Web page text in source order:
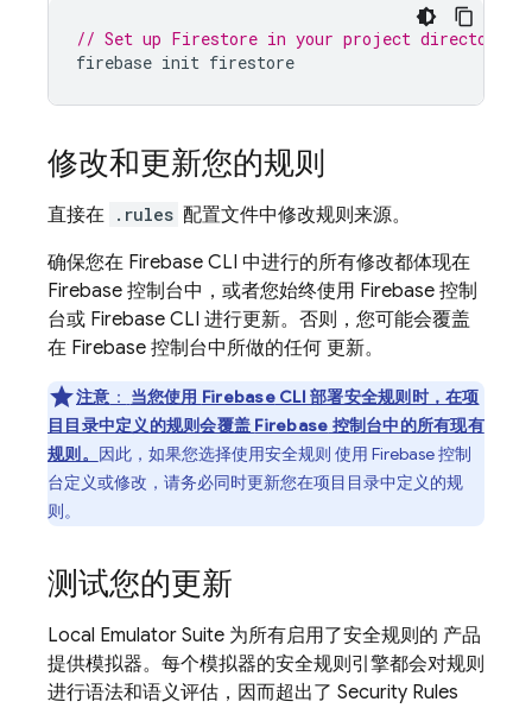
// Set up Firestore in your project directory,
firebase init firestore
修改和更新您的规则
直接在 .rules 配置文件中修改规则来源。
确保您在 Firebase CLI 中进行的所有修改都体现在
Firebase 控制台中，或者您始终使用 Firebase 控制
台或 Firebase CLI 进行更新。否则，您可能会覆盖
在 Firebase 控制台中所做的任何 更新。
注意 ： 当您使用 FirebaseCLI 部署安全规则时，在项
目目录中定义的规则会覆盖 Firebase 控制台中的所有现有
规则。 因此，如果您选择使用安全规则 使用 Firebase控制
台定义或修改，请务必同时更新您在项目目录中定义的规
则。
测试您的更新
Local Emulator Suite 为所有启用了安全规则的 产品
提供模拟器。每个模拟器的安全规则引擎都会对规则
进行语法和语义评估，因而超出了 Security Rules